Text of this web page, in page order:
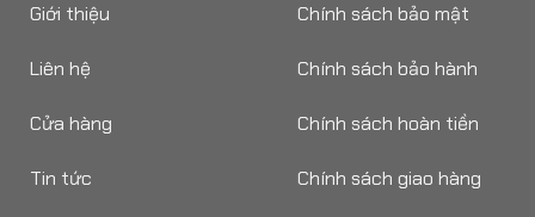
Giới thiệu
Liên hệ
Cửa hàng
Tin tức
Chính sách bảo mật
Chính sách bảo hành
Chính sách hoàn tiền
Chính sách giao hàng